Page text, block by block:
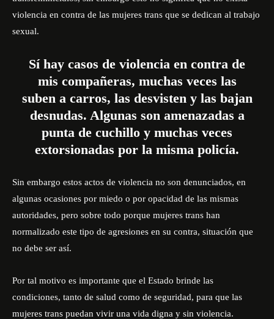
violencia en contra de las mujeres trans que se dedican al trabajo
sexual.
Sí hay casos de violencia en contra de
mis compañeras, muchas veces las
suben a carros, las desvisten y las bajan
desnudas. Algunas son amenazadas a
punta de cuchillo y muchas veces
extorsionadas por la misma policía.
Sin embargo estos actos de violencia no son denunciados, en
algunas ocasiones por miedo o por opacidad de las mismas
autoridades, pero sobre todo porque mujeres trans han
normalizado este tipo de agresiones en su contra, situación que
no debe ser así.
Por tal motivo es importante que el Estado brinde las
condiciones, tanto de salud como de seguridad, para que las
mujeres trans puedan vivir una vida digna y sin violencia.